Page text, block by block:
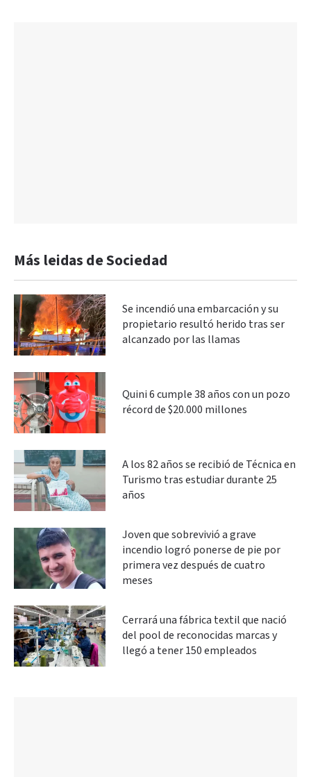
Más leidas de Sociedad
Se incendió una embarcación y su
propietario resultó herido tras ser
alcanzado por las llamas
Quini 6 cumple 38 años con un pozo
récord de $20.000 millones
A los 82 años se recibió de Técnica en
Turismo tras estudiar durante 25
años
Joven que sobrevivió a grave
incendio logró ponerse de pie por
primera vez después de cuatro
meses
Cerrará una fábrica textil que nació
del pool de reconocidas marcas y
llegó a tener 150 empleados